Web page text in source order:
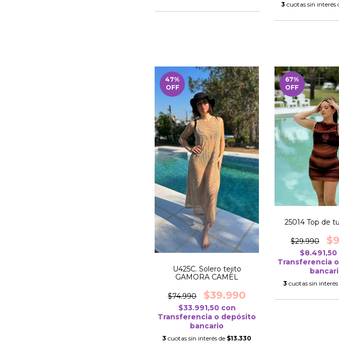
3 cuotas sin interés
47%
OFF
U425C. Solero tejito
GAMORA CAMEL
$74.990 $39.990
$33.991,50 con
Transferencia o depósito
bancario
3 cuotas sin interés de $13.330
67%
OFF
25014 Top de
$29.990
$8.491,50
Transferencia
3 cuotas sin interés